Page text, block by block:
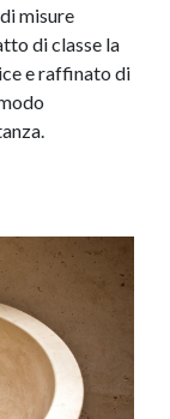
misure
di classe la
e raffinato di